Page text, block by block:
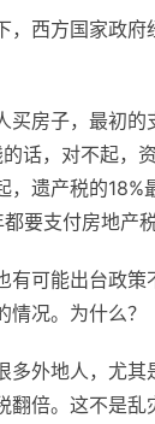
，西方国家政府
买房子，最初的
话，对不起，
，遗产税的18%
要支付房地产税
有可能出台政策
况。为什么？
多外地人，尤其
倍。这不是乱